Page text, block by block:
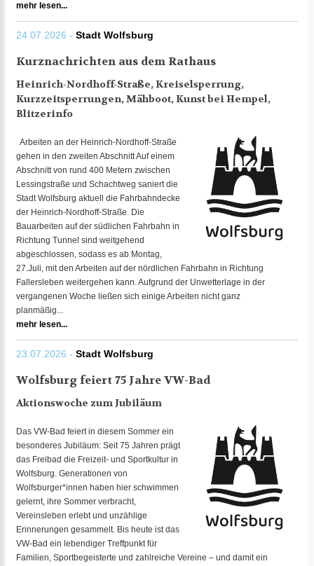
mehr lesen...
24.07.2026 - Stadt Wolfsburg
Kurznachrichten aus dem Rathaus
Heinrich-Nordhoff-Straße, Kreiselsperrung,
Kurzzeitsperrungen, Mähboot, Kunst bei Hempel,
Blitzerinfo
Arbeiten an der Heinrich-Nordhoff-Straße
gehen in den zweiten Abschnitt Auf einem
Abschnitt von rund 400 Metern zwischen
Lessingstraße und Schachtweg saniert die
Stadt Wolfsburg aktuell die Fahrbahndecke
der Heinrich-Nordhoff-Straße. Die
Bauarbeiten auf der südlichen Fahrbahn in
Richtung Tunnel sind weitgehend
abgeschlossen, sodass es ab Montag,
27.Juli, mit den Arbeiten auf der nördlichen Fahrbahn in Richtung
Fallersleben weitergehen kann. Aufgrund der Unwetterlage in der
vergangenen Woche ließen sich einige Arbeiten nicht ganz
planmäßig...
mehr lesen...
23.07.2026 - Stadt Wolfsburg
Wolfsburg feiert 75 Jahre VW-Bad
Aktionswoche zum Jubiläum
Das VW-Bad feiert in diesem Sommer ein
besonderes Jubiläum: Seit 75 Jahren prägt
das Freibad die Freizeit- und Sportkultur in
Wolfsburg. Generationen von
Wolfsburger*innen haben hier schwimmen
gelernt, ihre Sommer verbracht,
Vereinsleben erlebt und unzählige
Erinnerungen gesammelt. Bis heute ist das
VW-Bad ein lebendiger Treffpunkt für
Familien, Sportbegeisterte und zahlreiche Vereine – und damit ein